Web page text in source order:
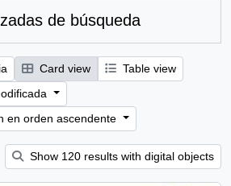
de búsqueda
Card view
Table view
en orden ascendente
Show 120 results with digital objects